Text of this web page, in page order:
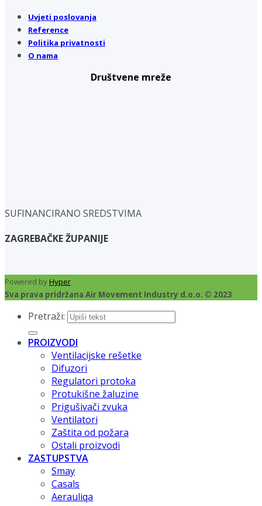
Uvjeti poslovanja
Reference
Politika privatnosti
O nama
Društvene mreže
SUFINANCIRANO SREDSTVIMA
ZAGREBAČKE ŽUPANIJE
Powered byHyper
Sva prava pridržana Air Movement Industry d.o.o. © 2023
Pretraži:
PROIZVODI
Ventilacijske rešetke
Difuzori
Regulatori protoka
Protukišne žaluzine
Prigušivači zvuka
Ventilatori
Zaštita od požara
Ostali proizvodi
ZASTUPSTVA
Smay
Casals
Aerauliqa